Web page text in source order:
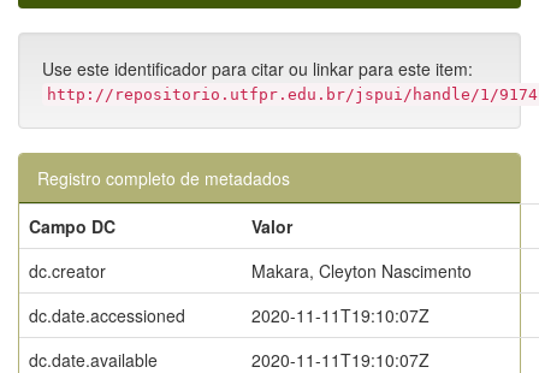
Use este identificador para citar ou linkar para este item:
http://repositorio.utfpr.edu.br/jspui/handle/1/9174
Registro completo de metadados
Campo DC
Valor
dc.creator
Makara, Cleyton Nascimento
dc.date.accessioned
2020-11-11T19:10:07Z
dc.date.available
2020-11-11T19:10:07Z